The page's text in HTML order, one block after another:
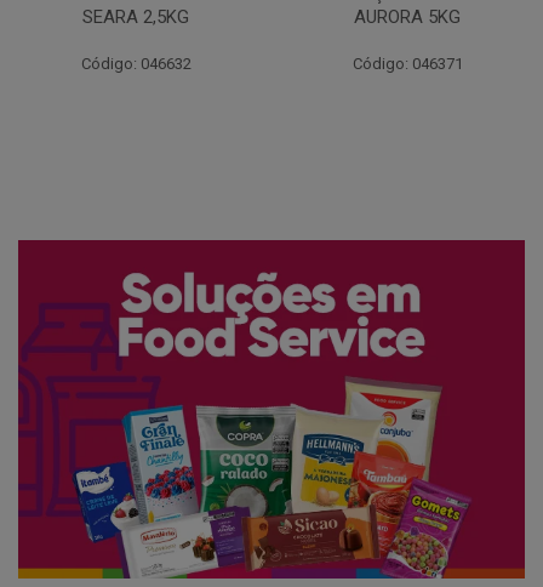
AURORA 5KG
Código: 046371
FATIADO PAKAN 200G
Código: 061522